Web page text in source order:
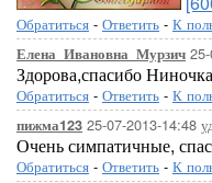
Обратиться - Ответить - К
Елена_Ивановна_Мурзич
Здорова,спасибо
Обратиться - Ответить - К
пижма123 25-07-2013-14:48
Очень симпатичные,
Обратиться - Ответить - К